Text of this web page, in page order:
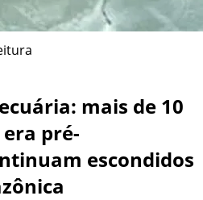
mais de 10
pré-
escondidos